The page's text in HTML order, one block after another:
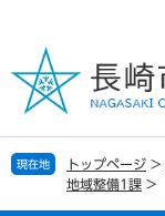
の
で
す
ー
ば
し
現在地 トップページ >
地域整備1課 >